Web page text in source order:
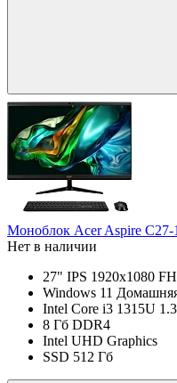
Моноблок Acer Aspire
Нет в наличии
27" IPS 1920x1080
Windows 11
Intel Core i3 1315U
8 Гб DDR4
Intel UHD Graphics
SSD 512 Гб